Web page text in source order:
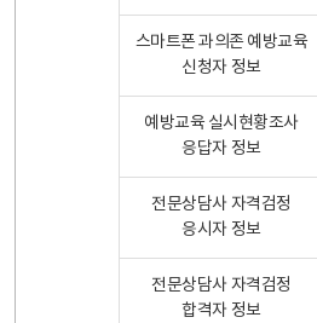
스마트폰 과의존 예방교육
신청자 정보
예방교육 실시현황조사
응답자 정보
전문상담사 자격검정
응시자 정보
전문상담사 자격검정
합격자 정보